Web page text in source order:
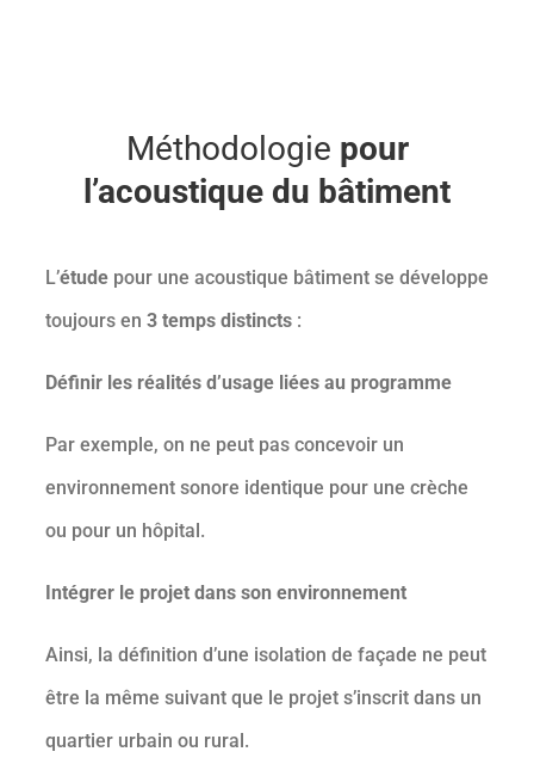
Méthodologie pour
l’acoustique du bâtiment
L’étude pour une acoustique bâtiment se développe
toujours en 3 temps distincts :
Définir les réalités d’usage liées au programme
Par exemple, on ne peut pas concevoir un
environnement sonore identique pour une crèche
ou pour un hôpital.
Intégrer le projet dans son environnement
Ainsi, la définition d’une isolation de façade ne peut
être la même suivant que le projet s’inscrit dans un
quartier urbain ou rural.